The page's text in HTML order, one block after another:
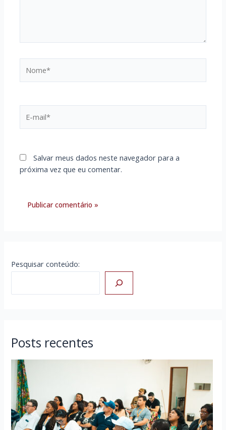
mail*
Salvar meus dados neste navegador para a
próxima vez que eu comentar.
Pesquisar conteúdo:
Posts recentes